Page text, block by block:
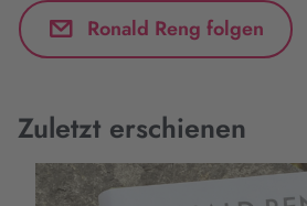
Ronald Reng folgen
Zuletzt erschienen